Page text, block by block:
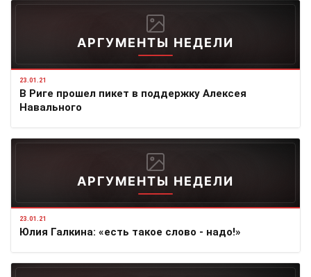
АРГУМЕНТЫ НЕДЕЛИ
23.01.21
В Риге прошел пикет в поддержку Алексея
Навального
АРГУМЕНТЫ НЕДЕЛИ
23.01.21
Юлия Галкина: «есть такое слово - надо!»